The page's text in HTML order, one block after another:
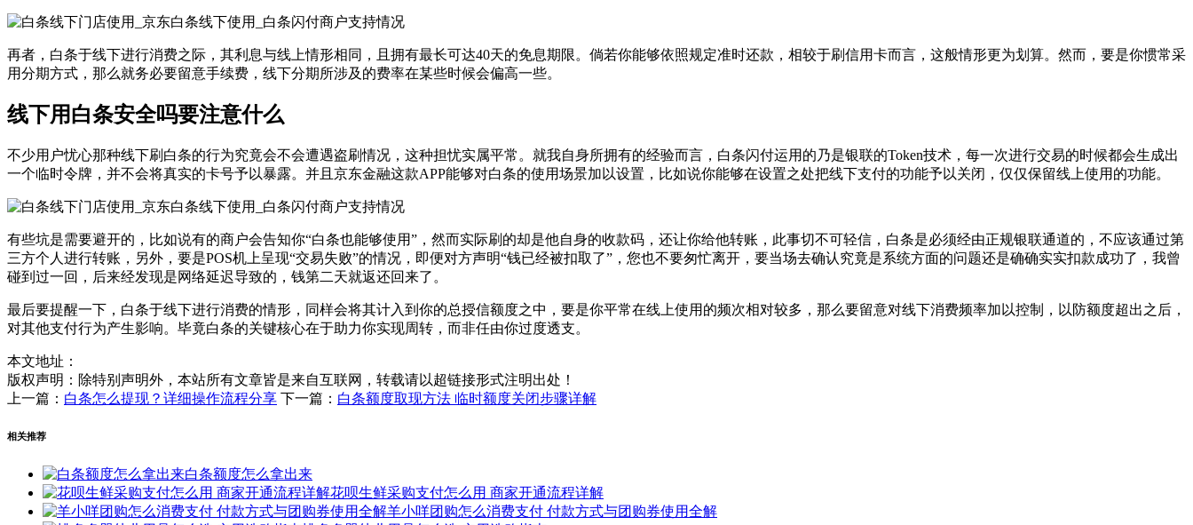
再者，白条于线下进行消费之际，其利息与线上情形相同，且拥有最长可达40天的免息期限。倘若你能够依照规定准时还款，相较于刷信用卡而言，这般情形更为划算。然而，要是你惯常采
用分期方式，那么就务必要留意手续费，线下分期所涉及的费率在某些时候会偏高一些。
线下用白条安全吗要注意什么
不少用户忧心那种线下刷白条的行为究竟会不会遭遇盗刷情况，这种担忧实属平常。就我自身所拥有的经验而言，白条闪付运用的乃是银联的Token技术，每一次进行交易的时候都会生成出
一个临时令牌，并不会将真实的卡号予以暴露。并且京东金融这款APP能够对白条的使用场景加以设置，比如说你能够在设置之处把线下支付的功能予以关闭，仅仅保留线上使用的功能。
有些坑是需要避开的，比如说有的商户会告知你“白条也能够使用”，然而实际刷的却是他自身的收款码，还让你给他转账，此事切不可轻信，白条是必须经由正规银联通道的，不应该通过第
三方个人进行转账，另外，要是POS机上呈现“交易失败”的情况，即便对方声明“钱已经被扣取了”，您也不要匆忙离开，要当场去确认究竟是系统方面的问题还是确确实实扣款成功了，我曾
碰到过一回，后来经发现是网络延迟导致的，钱第二天就返还回来了。
最后要提醒一下，白条于线下进行消费的情形，同样会将其计入到你的总授信额度之中，要是你平常在线上使用的频次相对较多，那么要留意对线下消费频率加以控制，以防额度超出之后，
对其他支付行为产生影响。毕竟白条的关键核心在于助力你实现周转，而非任由你过度透支。
本文地址：
版权声明： 除特别声明外，本站所有文章皆是来自互联网，转载请以超链接形式注明出处！
上一篇： 白条怎么提现？详细操作流程分享 下一篇： 白条额度取现方法 临时额度关闭步骤详解
相关推荐
白条额度怎么拿出来
花呗生鲜采购支付怎么用 商家开通流程详解
羊小咩团购怎么消费支付 付款方式与团购券使用全解